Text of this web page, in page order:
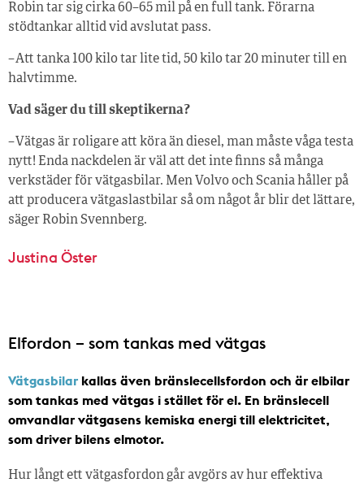
Robin tar sig cirka 60–65 mil på en full tank. Förarna
stödtankar alltid vid avslutat pass.
– Att tanka 100 kilo tar lite tid, 50 kilo tar 20 minuter till en
halvtimme.
Vad säger du till skeptikerna?
– Vätgas är roligare att köra än diesel, man måste våga testa
nytt! Enda nackdelen är väl att det inte finns så många
verkstäder för vätgasbilar. Men Volvo och Scania håller på
att producera vätgaslastbilar så om något år blir det lättare,
säger Robin Svennberg.
Justina Öster
Elfordon – som tankas med vätgas
Vätgasbilar kallas även bränslecellsfordon och är elbilar
som tankas med vätgas i stället för el. En bränslecell
omvandlar vätgasens kemiska energi till elektricitet,
som driver bilens elmotor.
Hur långt ett vätgasfordon går avgörs av hur effektiva